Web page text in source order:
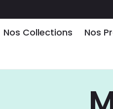
Nos Collections Nos